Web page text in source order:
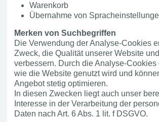
Warenkorb
Übernahme von
Merken von Suchbegriffen
Die Verwendung der Analyse-Cookies
Zweck, die Qualität unserer Website
verbessern. Durch die Analyse-Cookies
wie die Website genutzt wird und
Angebot stetig optimieren.
In diesen Zwecken liegt auch unser
Interesse in der Verarbeitung der
Daten nach Art. 6 Abs. 1 lit. f DSGVO.